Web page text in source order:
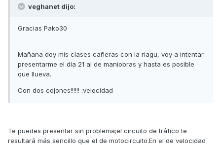
veghanet dijo:
Gracias Pako30
Mañana doy mis clases cañeras con la riagu, voy a intentar
presentarme el día 21 al de maniobras y hasta es posible
que llueva.
Con dos cojones!!!!!! :velocidad
Te puedes presentar sin problema;el circuito de tráfico te
resultará más sencillo que el de motocircuito.En el de velocidad